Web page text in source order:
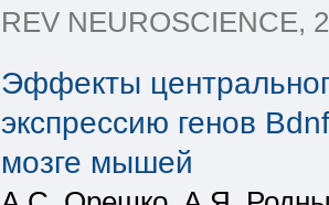
REV NEUROSCIENCE,
Эффекты
экспрессию генов
мозге мышей